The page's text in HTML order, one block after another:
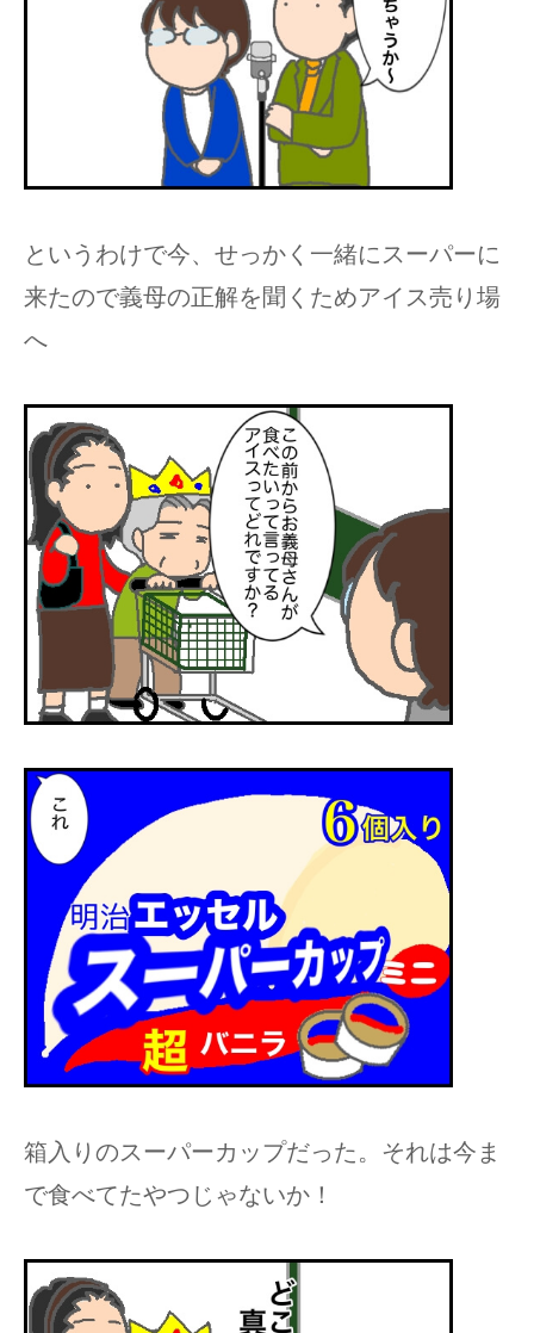
というわけで今、せっかく一緒にスーパーに
来たので義母の正解を聞くためアイス売り場
へ
箱入りのスーパーカップだった。それは今ま
で食べてたやつじゃないか！